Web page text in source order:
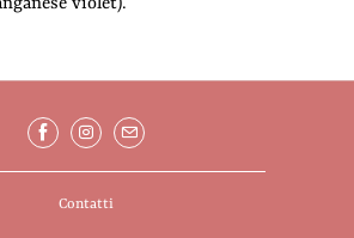
Contatti